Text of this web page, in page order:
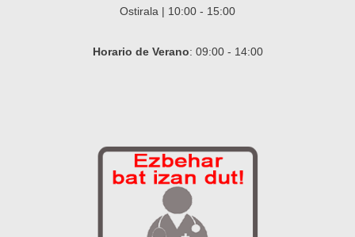
Ostirala | 10:00 - 15:00
Horario de Verano: 09:00 - 14:00